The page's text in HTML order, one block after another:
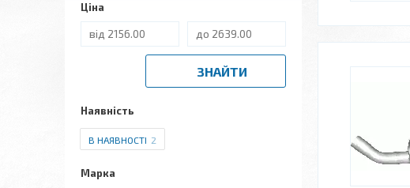
Ціна
ЗНАЙТИ
Наявність
В НАЯВНОСТІ 2
Марка